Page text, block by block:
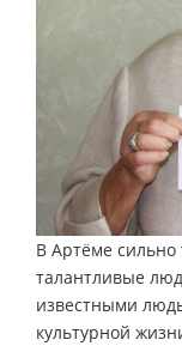
В Артёме сильно
талантливые
известными
культурной